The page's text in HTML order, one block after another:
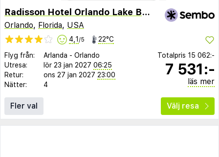
Radisson Hotel Orlando Lake Buena Vista South
Orlando, Florida, USA
4,1 /5 22°C
Flyg från: Arlanda - Orlando
Utresa:
lör 23 jan 2027 06:25
Retur:
ons 27 jan 2027 23:00
Nätter:
4
Totalpris 15 062:-
7 531:-
läs mer
Fler val Välj resa